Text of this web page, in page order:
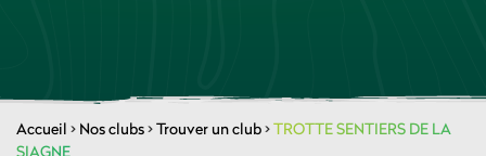
Accueil > Nos clubs>Trouver un club>TROTTE SENTIERS DE LA
SIAGNE